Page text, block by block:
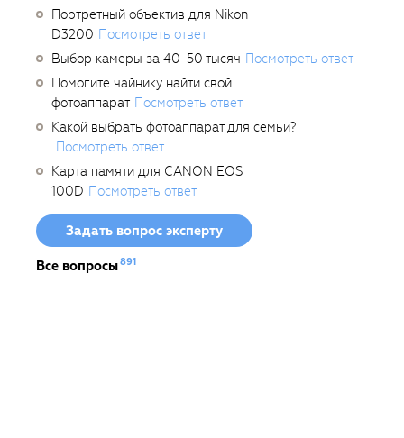
Портретный объектив для Nikon
D3200 Посмотреть ответ
Выбор камеры за 40-50 тысяч Посмотреть ответ
Помогите чайнику найти свой
фотоаппарат Посмотреть ответ
Какой выбрать фотоаппарат для семьи?
Посмотреть ответ
Карта памяти для CANON EOS
100D Посмотреть ответ
Задать вопрос эксперту
Все вопросы891